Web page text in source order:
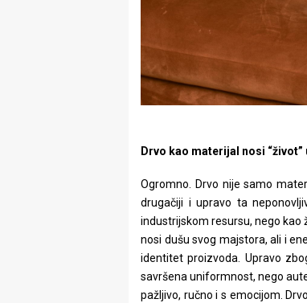
Drvo kao materijal nosi
Ogromno. Drvo nije samo
drugačiji i upravo ta
industrijskom resursu, nego
nosi dušu svog majstora, ali i
identitet proizvoda. Upravo
savršena uniformnost, nego
pažljivo, ručno i s emocijom.